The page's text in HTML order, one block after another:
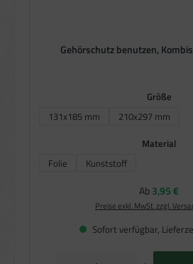
Gehörschutz benutzen,
Größe
131x185 mm
210x297 mm
Material
Folie
Kunststoff
Regulärer
Ab3,95 €
Preise exkl. MwSt. zzgl.
Sofort verfügbar,
Produkt Anzahl: Gib den gewünschten Wert ein